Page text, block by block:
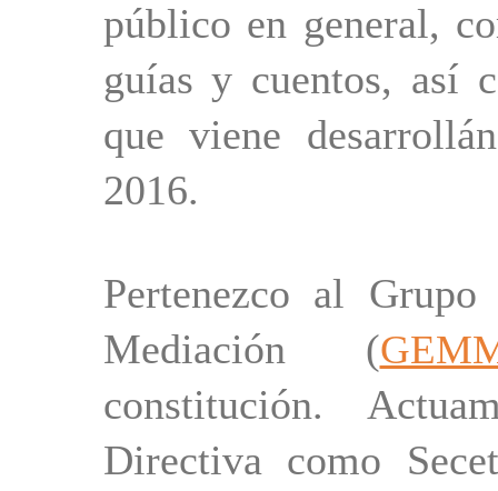
público en general,
guías y cuentos, así
que viene
2016.
Pertenezco al
Mediación (
constitución.
Directiva como